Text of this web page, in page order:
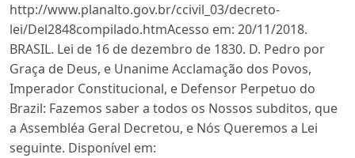
http://www.planalto.gov.br/ccivil_03/decreto-
lei/Del2848compilado.htmAcesso em: 20/11/2018.
BRASIL. Lei de 16 de dezembro de 1830. D. Pedro por
Graça de Deus, e Unanime Acclamação dos Povos,
Imperador Constitucional, e Defensor Perpetuo do
Brazil: Fazemos saber a todos os Nossos subditos, que
a Assembléa Geral Decretou, e Nós Queremos a Lei
seguinte. Disponível em: